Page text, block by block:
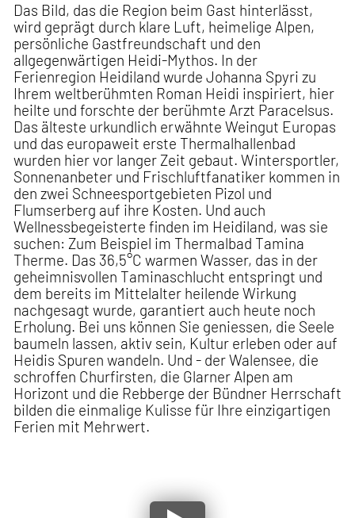
Das Bild, das die Region beim Gast hinterlässt,
wird geprägt durch klare Luft, heimelige Alpen,
persönliche Gastfreundschaft und den
allgegenwärtigen Heidi-Mythos. In der
Ferienregion Heidiland wurde Johanna Spyri zu
Ihrem weltberühmten Roman Heidi inspiriert, hier
heilte und forschte der berühmte Arzt Paracelsus.
Das älteste urkundlich erwähnte Weingut Europas
und das europaweit erste Thermalhallenbad
wurden hier vor langer Zeit gebaut. Wintersportler,
Sonnenanbeter und Frischluftfanatiker kommen in
den zwei Schneesportgebieten Pizol und
Flumserberg auf ihre Kosten. Und auch
Wellnessbegeisterte finden im Heidiland, was sie
suchen: Zum Beispiel im Thermalbad Tamina
Therme. Das 36,5°C warmen Wasser, das in der
geheimnisvollen Taminaschlucht entspringt und
dem bereits im Mittelalter heilende Wirkung
nachgesagt wurde, garantiert auch heute noch
Erholung. Bei uns können Sie geniessen, die Seele
baumeln lassen, aktiv sein, Kultur erleben oder auf
Heidis Spuren wandeln. Und - der Walensee, die
schroffen Churfirsten, die Glarner Alpen am
Horizont und die Rebberge der Bündner Herrschaft
bilden die einmalige Kulisse für Ihre einzigartigen
Ferien mit Mehrwert.